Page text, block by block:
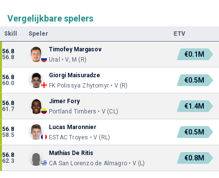
Vergelijkbare spelers
Skill Speler ETV
56.8
56.8
Timofey Margasov
Ural • V, M (R)
€0.1M
56.8
60.0
Giorgi Maisuradze
FK Polissya Zhytomyr • V (R)
€0.5M
56.8
61.7
Jimer Fory
Portland Timbers • V (CL)
€1.4M
56.8
58.5
Lucas Maronnier
ESTAC Troyes • V (RL)
€0.5M
56.8
62.3
Mathías De Ritis
CA San Lorenzo de Almagro • V (L)
€0.8M